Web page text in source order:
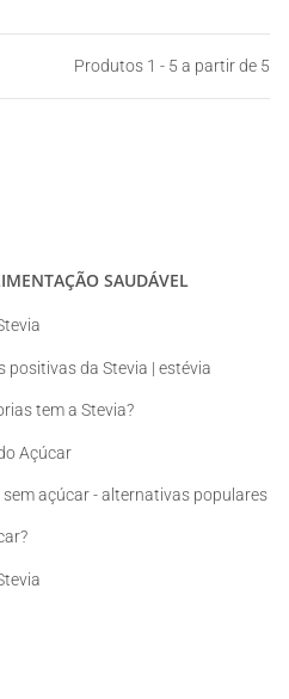
Produtos 1 - 5 a partir de 5
SAUDÁVEL
positivas da Stevia | estévia
tem a Stevia?
Açúcar
açúcar - alternativas populares